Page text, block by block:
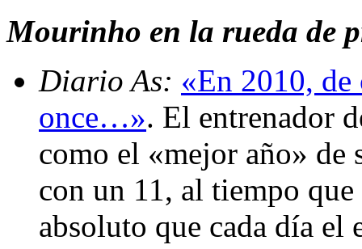
Mourinho en la rueda de
Diario As: «En 2010,
once…». El entrenador
como el «mejor año»
con un 11, al tiempo que
absoluto que cada día el